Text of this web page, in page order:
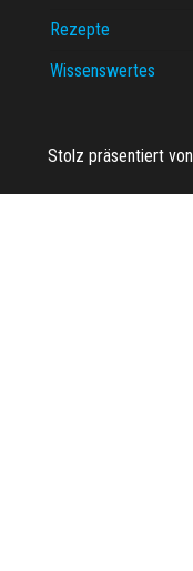
Rezepte
Wissenswertes
Stolz präsentiert von